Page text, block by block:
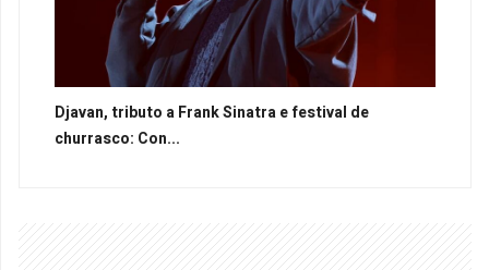
Djavan, tributo a Frank Sinatra e festival de
churrasco: Con...